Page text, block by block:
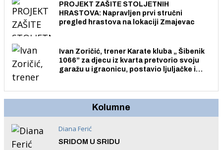
PROJEKT ZAŠITE STOLJETNIH
HRASTOVA: Napravljen prvi stručni
pregled hrastova na lokaciji Zmajevac
Ivan Zoričić, trener Karate kluba „ Šibenik
1066” za djecu iz kvarta pretvorio svoju
garažu u igraonicu, postavio ljuljačke i
Kolumne
Diana Ferić
SRIDOM U SRIDU